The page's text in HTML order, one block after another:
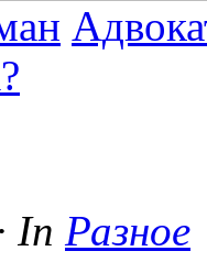
· In Разное